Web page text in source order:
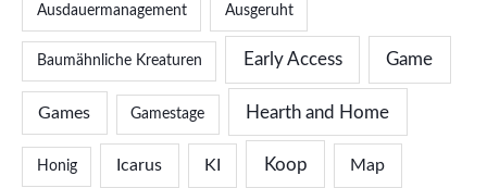
Ausdauermanagement Ausgeruht
Baumähnliche Kreaturen Early Access Game
Games Gamestage Hearth and Home
Honig Icarus KI Koop Map